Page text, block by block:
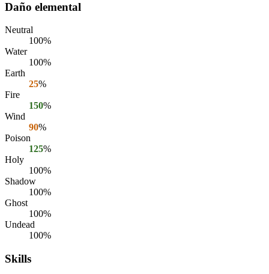
Daño elemental
Neutral
100%
Water
100%
Earth
25%
Fire
150%
Wind
90%
Poison
125%
Holy
100%
Shadow
100%
Ghost
100%
Undead
100%
Skills